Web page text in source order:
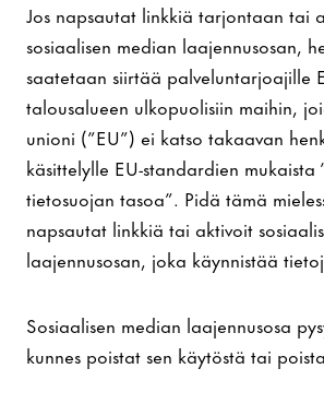
Jos napsautat linkkiä tarjontaan tai
sosiaalisen median laajennusosan,
saatetaan siirtää palveluntarjoajille
talousalueen ulkopuolisiin maihin,
unioni (”EU”) ei katso takaavan
käsittelylle EU-standardien mukaista
tietosuojan tasoa”. Pidä tämä
napsautat linkkiä tai aktivoit
laajennusosan, joka käynnistää
Sosiaalisen median laajennusosa
kunnes poistat sen käytöstä tai